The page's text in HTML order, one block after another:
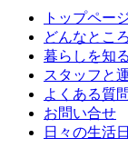
トップペー
どんなところ
暮らしを知る
スタッフと
よくある質問
お問い合せ
日々の生活